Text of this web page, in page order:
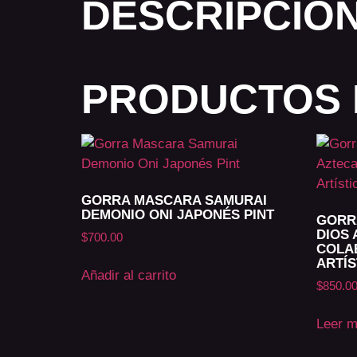
GORRA MASCARA SAMURAI
DEMONIO ONI JAPONÉS PINT
$700.00
Añadir al carrito
DIOS
$850.00
Leer